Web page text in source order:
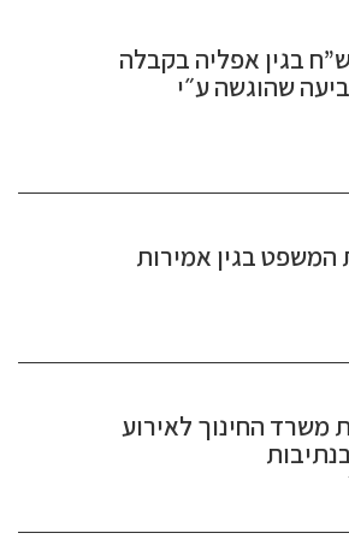
של 40,000 ש”ח בגין אפליה בקבלה
שהוגשה ע״י
המשפט בגין אמירות
החינוך לאירוע